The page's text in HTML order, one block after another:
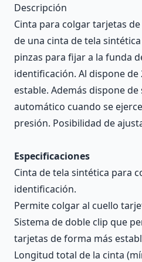
Descripción
Cinta para colgar tarjetas
de una cinta de tela
pinzas para fijar a la funda
identificación. Al dispone de
estable. Además dispone
automático cuando se
presión. Posibilidad de
Especificaciones
Cinta de tela sintética para
identificación.
Permite colgar al cuello
Sistema de doble clip que
tarjetas de forma más
Longitud total de la cinta